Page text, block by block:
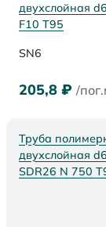
двухслойная
F10 Т95
SN6
205,8 ₽ /
Труба
двухслойная
SDR26 N 750